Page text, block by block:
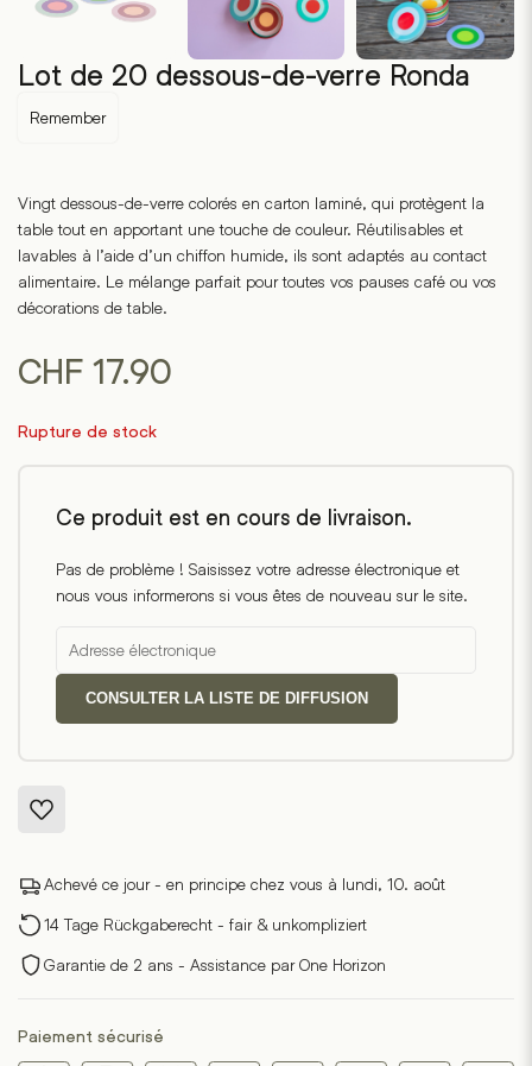
Lot de 20 dessous-de-verre Ronda
Remember
Vingt dessous-de-verre colorés en carton laminé, qui protègent la
table tout en apportant une touche de couleur. Réutilisables et
lavables à l’aide d’un chiffon humide, ils sont adaptés au contact
alimentaire. Le mélange parfait pour toutes vos pauses café ou vos
décorations de table.
CHF 17.90
Rupture de stock
Ce produit est en cours de livraison.
Pas de problème ! Saisissez votre adresse électronique et
nous vous informerons si vous êtes de nouveau sur le site.
CONSULTER LA LISTE DE DIFFUSION
Achevé ce jour - en principe chez vous à lundi, 10. août
14 Tage Rückgaberecht - fair & unkompliziert
Garantie de 2 ans - Assistance par One Horizon
Paiement sécurisé